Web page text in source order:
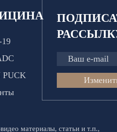
PUCK
материалы, статьи и т.п.,